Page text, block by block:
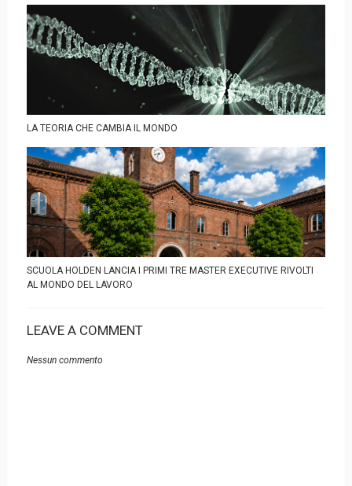
LA TEORIA CHE CAMBIA IL MONDO
SCUOLA HOLDEN LANCIA I PRIMI TRE MASTER EXECUTIVE RIVOLTI
AL MONDO DEL LAVORO
LEAVE A COMMENT
Nessun commento